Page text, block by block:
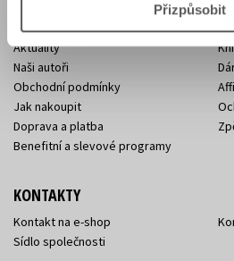
Přizpůsobit
Aktuality
Naši autoři
Obchodní podmínky
Jak nakoupit
Doprava a platba
Benefitní a slevové programy
KONTAKTY
Kontakt na e-shop
Sídlo společnosti